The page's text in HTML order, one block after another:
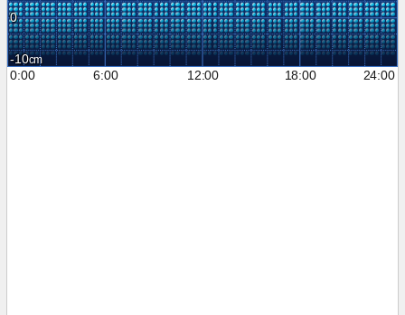
0
-10
0:00
6:00 12:00 18:00 24:00